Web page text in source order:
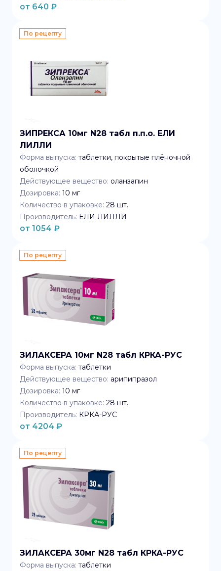
от 640 ₽
По рецепту
ЗИПРЕКСА 10мг N28 табл п.п.о. ЕЛИ
ЛИЛЛИ
Форма выпуска: таблетки, покрытые плёночной
оболочкой
Действующее вещество: оланзапин
Дозировка: 10 мг
Количество в упаковке: 28 шт.
Производитель: ЕЛИ ЛИЛЛИ
от 1054 ₽
По рецепту
ЗИЛАКСЕРА 10мг N28 табл КРКА-РУС
Форма выпуска: таблетки
Действующее вещество: арипипразол
Дозировка: 10 мг
Количество в упаковке: 28 шт.
Производитель: КРКА-РУС
от 4204 ₽
По рецепту
ЗИЛАКСЕРА 30мг N28 табл КРКА-РУС
Форма выпуска: таблетки